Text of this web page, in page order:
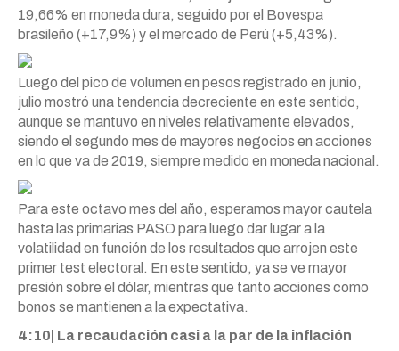
19,66% en moneda dura, seguido por el Bovespa
brasileño (+17,9%) y el mercado de Perú (+5,43%).
Luego del pico de volumen en pesos registrado en junio,
julio mostró una tendencia decreciente en este sentido,
aunque se mantuvo en niveles relativamente elevados,
siendo el segundo mes de mayores negocios en acciones
en lo que va de 2019, siempre medido en moneda nacional.
Para este octavo mes del año, esperamos mayor cautela
hasta las primarias PASO para luego dar lugar a la
volatilidad en función de los resultados que arrojen este
primer test electoral. En este sentido, ya se ve mayor
presión sobre el dólar, mientras que tanto acciones como
bonos se mantienen a la expectativa.
4:10| La recaudación casi a la par de la inflación